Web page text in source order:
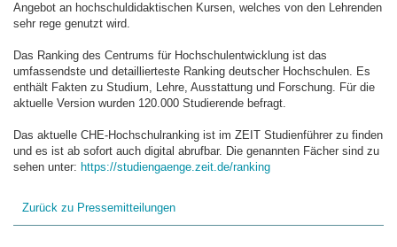
Angebot an hochschuldidaktischen Kursen, welches von den Lehrenden
sehr rege genutzt wird.
Das Ranking des Centrums für Hochschulentwicklung ist das
umfassendste und detaillierteste Ranking deutscher Hochschulen. Es
enthält Fakten zu Studium, Lehre, Ausstattung und Forschung. Für die
aktuelle Version wurden 120.000 Studierende befragt.
Das aktuelle CHE-Hochschulranking ist im ZEIT Studienführer zu finden
und es ist ab sofort auch digital abrufbar. Die genannten Fächer sind zu
sehen unter: https://studiengaenge.zeit.de/ranking
Zurück zu Pressemitteilungen